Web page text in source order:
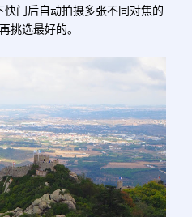
门后自动拍摄多张不同对焦的
挑选最好的。